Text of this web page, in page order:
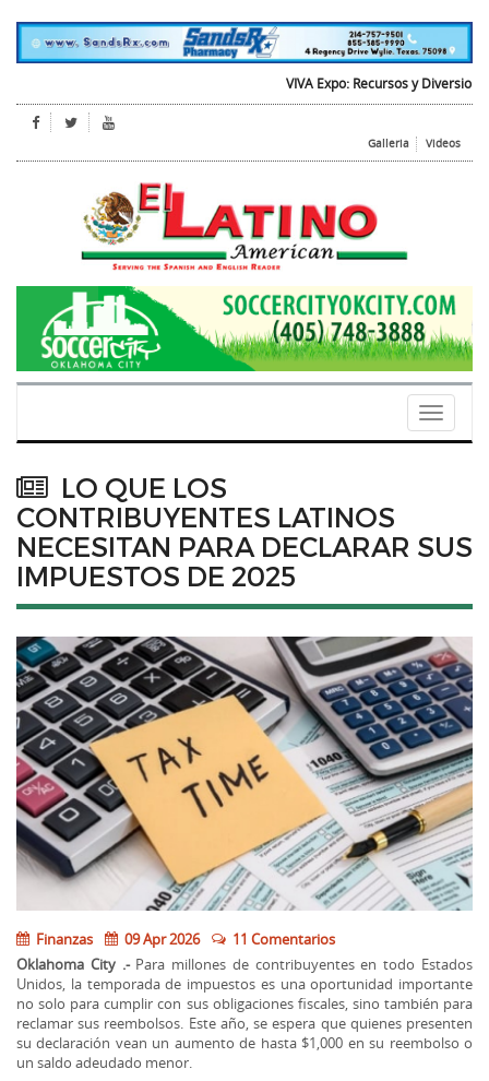
VIVA Expo: Recursos y Diversion para
Galleria Videos
Toggle
LO QUE LOS
CONTRIBUYENTES LATINOS
NECESITAN PARA DECLARAR SUS
IMPUESTOS DE 2025
Finanzas 09 Apr 2026
11 Comentarios
Oklahoma City .-Para millones de contribuyentes en todo Estados
Unidos, la temporada de impuestos es una oportunidad importante
no solo para cumplir con sus obligaciones fiscales, sino también para
reclamar sus reembolsos. Este año, se espera que quienes presenten
su declaración vean un aumento de hasta $1,000 en su reembolso o
un saldo adeudado menor.